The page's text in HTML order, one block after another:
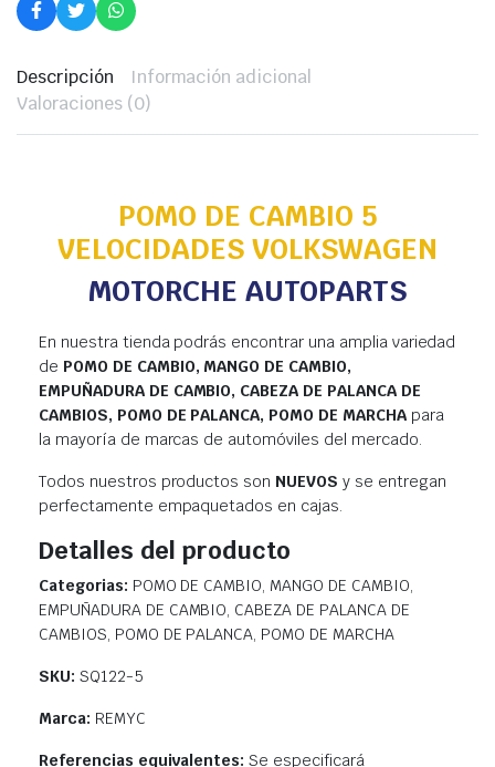
Descripción
Información adicional
Valoraciones (0)
POMO DE CAMBIO 5
VELOCIDADES VOLKSWAGEN
MOTORCHE AUTOPARTS
En nuestra tienda podrás encontrar una amplia variedad
de POMO DE CAMBIO, MANGO DE CAMBIO,
EMPUÑADURA DE CAMBIO, CABEZA DE PALANCA DE
CAMBIOS, POMO DE PALANCA, POMO DE MARCHApara
la mayoría de marcas de automóviles del mercado.
Todos nuestros productos son NUEVOS y se entregan
perfectamente empaquetados en cajas.
Detalles del producto
Categorias: POMO DE CAMBIO, MANGO DE CAMBIO,
EMPUÑADURA DE CAMBIO, CABEZA DE PALANCA DE
CAMBIOS, POMO DE PALANCA, POMO DE MARCHA
SKU: SQ122-5
Marca: REMYC
Referencias equivalentes:Se especificará